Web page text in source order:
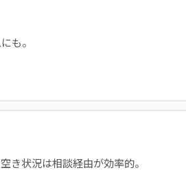
も。
き状況は相談経由が効率的。